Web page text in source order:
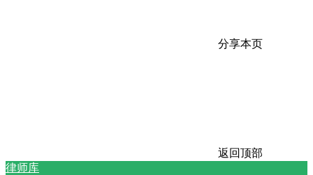
分享本页
返回顶部
律师库